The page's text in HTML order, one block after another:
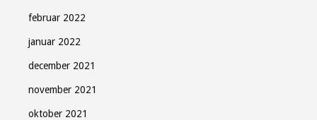
februar 2022
januar 2022
december 2021
november 2021
oktober 2021